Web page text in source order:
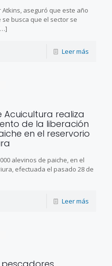
Atkins, aseguró que este año
busca que el sector se
Leer más
Acuicultura realiza
de la liberación
en el reservorio
alevinos de paiche, en el
efectuada el pasado 28 de
Leer más